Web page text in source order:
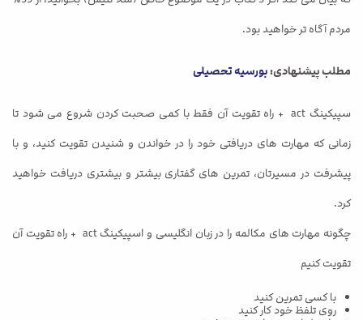
مردم آگاه تر خواهید بود.
مطلب پیشنهادی:بورسیه تحصیلی
سپیکینگ act + راه تقویت آن فقط با کمی صحبت کردن شروع می‌ شود تا
زمانی که مهارت‌ های دریافتی خود را در خواندن و شنیدن تقویت کنید، و با
پیشرفت در مسیرتان، تمرین‌ های گفتاری بیشتر و بیشتری دریافت خواهید
کرد.
چگونه مهارت های مکالمه را در زبان انگلیسی و اسپیکینگ act + راه تقویت آن
تقویت کنیم
با کسی تمرین کنید
روی تلفظ خود کار کنید